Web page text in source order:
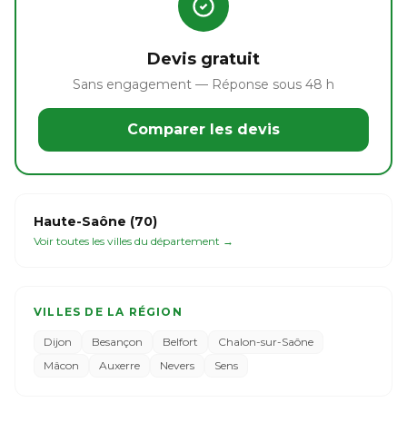
Devis gratuit
Sans engagement — Réponse sous 48 h
Comparer les devis
Haute-Saône (70)
Voir toutes les villes du département →
VILLES DE LA RÉGION
Dijon Besançon Belfort
Chalon-sur-Saône
Mâcon
Auxerre Nevers Sens